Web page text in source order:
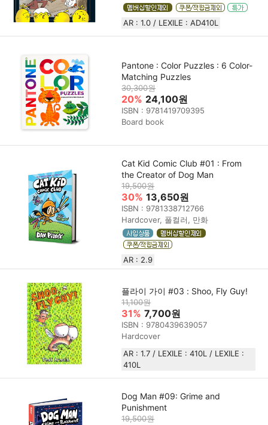
AR : 1.0 / LEXILE : AD410L
Pantone : Color Puzzles : 6 Color-
Matching Puzzles
30,300원
20% 24,100원
ISBN : 9781419709395
Board book
Cat Kid Comic Club #01 : From
the Creator of Dog Man
19,500원
30% 13,650원
ISBN : 9781338712766
Hardcover, 풀컬러, 만화
AR : 2.9
플라이 가이 #03 : Shoo, Fly Guy!
11,100원
31% 7,700원
ISBN : 9780439639057
Hardcover
AR : 1.7 / LEXILE : 410L / LEXILE :
410L
Dog Man #09: Grime and
Punishment
19,500원